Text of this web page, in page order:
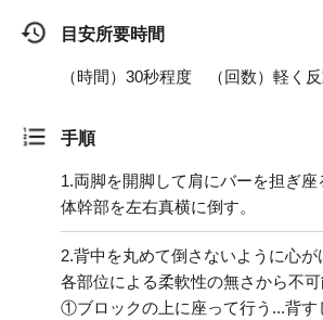
目安所要時間
（時間）30秒程度 （回数）軽く
手順
1.両脚を開脚して肩にバーを担ぎ座
体幹部を左右真横に倒す。
2.背中を丸めて倒さないように心が
各部位による柔軟性の無さから不
①ブロックの上に座って行う...背す